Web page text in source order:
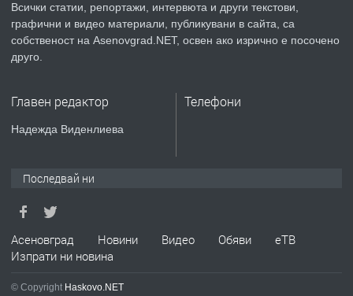
преди 2 години
ПРЕДЛАГА
Давам индивидуалани уроци по
ремонт на покриви
ПРЕДЛАГА
Пликове - СКОРПИОПЛАСТ
Всички статии, репортажи, интервюта и други текстови,
графични и видео материали, публикувани в сайта, са
собственост на Asenovgrad.NET, освен ако изрично е посочено
друго.
Главен редактор
Надежда Виденлиева
Телефони
Последвай ни
Асеновград Новини Видео Обяви
еТВ
Изпрати ни новина
© Copyright Haskovo.NET